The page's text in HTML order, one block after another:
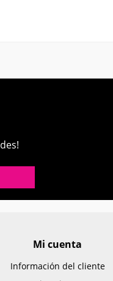
Mi cuenta
Información del cliente